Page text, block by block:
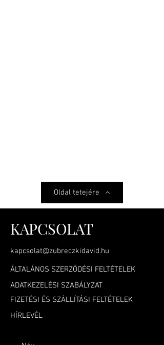
Oldal tetejére
KAPCSOLAT
kapcsolat@zubreczkidavid.hu
ÁLTALÁNOS SZERZŐDÉSI FELTÉTELEK
ADATKEZELÉSI SZABÁLYZAT
FIZETÉSI ÉS SZÁLLÍTÁSI FELTÉTELEK
HÍRLEVÉL